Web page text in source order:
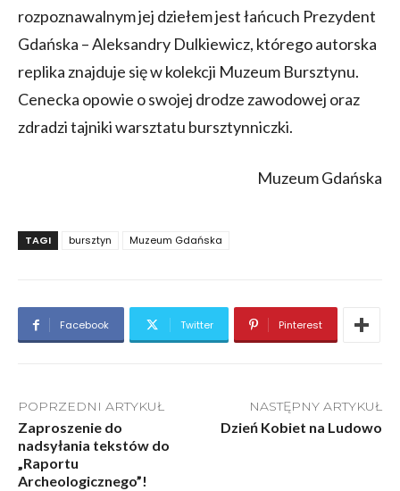
rozpoznawalnym jej dziełem jest łańcuch Prezydent
Gdańska – Aleksandry Dulkiewicz, którego autorska
replika znajduje się w kolekcji Muzeum Bursztynu.
Cenecka opowie o swojej drodze zawodowej oraz
zdradzi tajniki warsztatu bursztynniczki.
Muzeum Gdańska
TAGI bursztyn Muzeum Gdańska
Facebook Twitter Pinterest
POPRZEDNI ARTYKUŁ
Zaproszenie do
nadsyłania tekstów do
„Raportu
Archeologicznego”!
NASTĘPNY ARTYKUŁ
Dzień Kobiet na Ludowo